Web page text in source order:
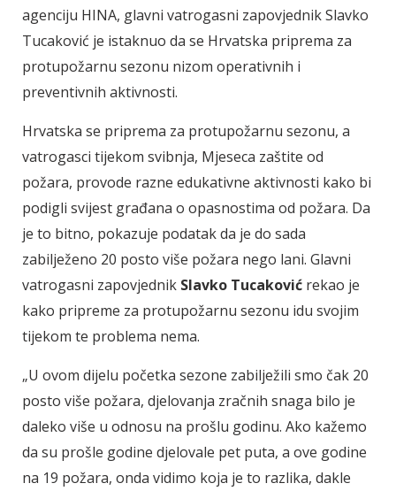
agenciju HINA, glavni vatrogasni zapovjednik Slavko
Tucaković je istaknuo da se Hrvatska priprema za
protupožarnu sezonu nizom operativnih i
preventivnih aktivnosti.
Hrvatska se priprema za protupožarnu sezonu, a
vatrogasci tijekom svibnja, Mjeseca zaštite od
požara, provode razne edukativne aktivnosti kako bi
podigli svijest građana o opasnostima od požara. Da
je to bitno, pokazuje podatak da je do sada
zabilježeno 20 posto više požara nego lani. Glavni
vatrogasni zapovjednik Slavko Tucaković rekao je
kako pripreme za protupožarnu sezonu idu svojim
tijekom te problema nema.
„U ovom dijelu početka sezone zabilježili smo čak 20
posto više požara, djelovanja zračnih snaga bilo je
daleko više u odnosu na prošlu godinu. Ako kažemo
da su prošle godine djelovale pet puta, a ove godine
na 19 požara, onda vidimo koja je to razlika, dakle